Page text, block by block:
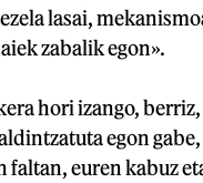
lasai,
zabalik egon».
hori izango,
egon
faltan, euren kabuz